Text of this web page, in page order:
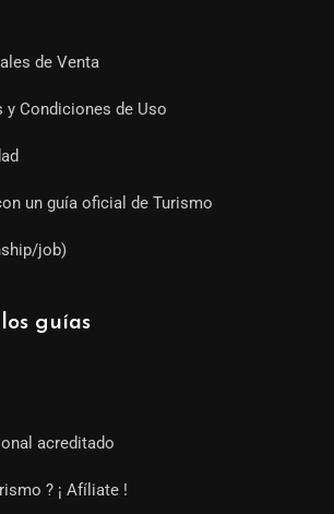
de Venta
y Condiciones de Uso
un guía oficial de Turismo
job)
guías
acreditado
? ¡ Afíliate !